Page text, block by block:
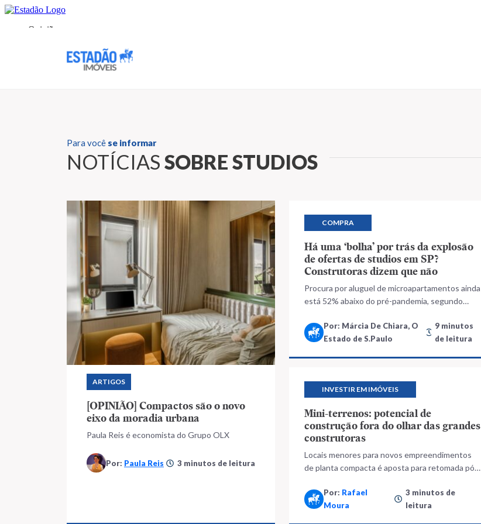
Para você se informar
NOTÍCIASSOBRE STUDIOS
ARTIGOS
[OPINIÃO] Compactos são o novo
eixo da moradia urbana
Paula Reis é economista do Grupo OLX
Por: Paula Reis 3 minutos de leitura
COMPRA
Há uma ‘bolha’ por trás da explosão
de ofertas de studios em SP?
Construtoras dizem que não
Procura por aluguel de microapartamentos ainda
está 52% abaixo do pré-pandemia, segundo
ainda esteja a todo vapor
Por: Márcia De Chiara, O
Estado de S.Paulo
9 minutos
de leitura
INVESTIR EM IMÓVEIS
Mini-terrenos: potencial de
construção fora do olhar das grandes
construtoras
Locais menores para novos empreendimentos
de planta compacta é aposta para retomada pós
transporte são os preferidos do público
Por: Rafael
Moura
3 minutos de
leitura